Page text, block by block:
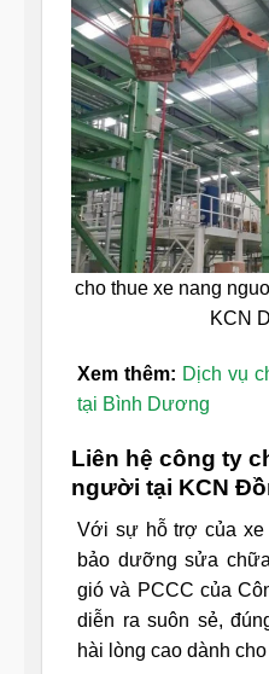
cho thue xe nang
KCN
Xem thêm: Dịch vụ
tại Bình Dương
Liên hệ công ty
người tại KCN
Với sự hỗ trợ của xe
bảo dưỡng sửa
gió và PCCC của
diễn ra suôn sẻ,
hài lòng cao dành